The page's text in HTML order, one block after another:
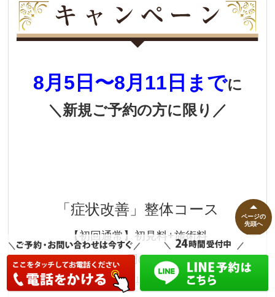
8月5 日〜8月11 日までに
＼新規ご予約の方に限り／
「症状改善」整体コース
【初回通常】 初見料+施術料
11,000円のところ
⇩⇩⇩
ページの
先頭へ